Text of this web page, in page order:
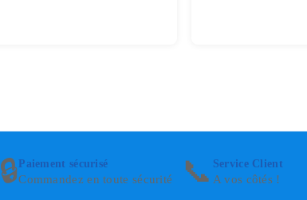
🔒Paiement sécurisé
Commandez en toute sécurité
📞 Service Client
A vos côtés !